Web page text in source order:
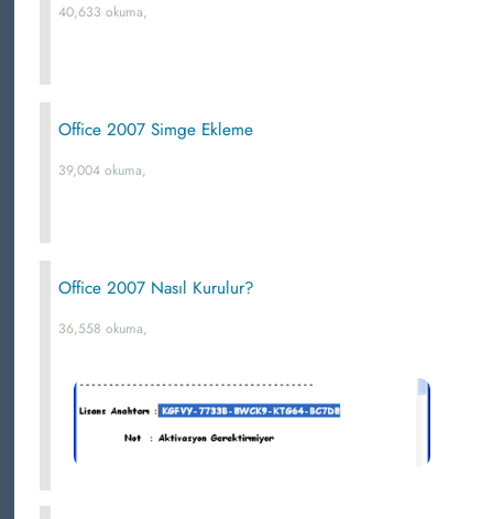
40,633 okuma,
Office 2007 Simge Ekleme
39,004 okuma,
Office 2007 Nasıl Kurulur?
36,558 okuma,